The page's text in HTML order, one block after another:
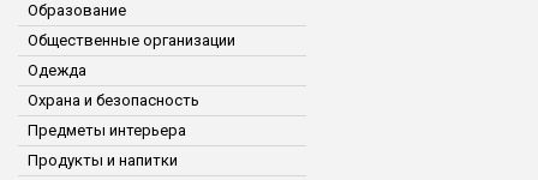
Образование
Общественные организации
Одежда
Охрана и безопасность
Предметы интерьера
Продукты и напитки